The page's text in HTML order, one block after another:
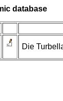
database
Die